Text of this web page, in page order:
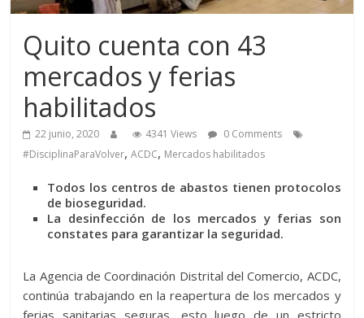
Quito cuenta con 43
mercados y ferias
habilitados
22 junio, 2020 4341 Views
0 Comments
#DisciplinaParaVolver,ACDC, Mercados habilitados
Todos los centros de abastos tienen protocolos
de bioseguridad.
La desinfección de los mercados y ferias son
constates para garantizar la seguridad.
La Agencia de Coordinación Distrital del Comercio, ACDC,
continúa trabajando en la reapertura de los mercados y
ferias sanitarias seguras, esto luego de un estricto